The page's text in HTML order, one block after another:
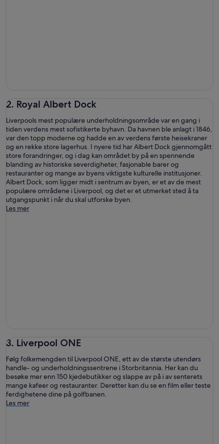
2. Royal Albert Dock
Liverpools mest populære underholdningsområde var en gang i
tiden verdens mest sofistikerte byhavn. Da havnen ble anlagt i 1846,
var den topp moderne og hadde en av verdens første heisekraner
og en rekke store lagerhus. I nyere tid har Albert Dock gjennomgått
store forandringer, og i dag kan området by på en spennende
blanding av historiske severdigheter, fasjonable barer og
restauranter og mange av byens viktigste kulturelle institusjoner.
Albert Dock, som ligger midt i sentrum av byen, er et av de mest
populære områdene i Liverpool, og det er et utmerket sted å ta
utgangspunkt i når du skal utforske byen.
Les mer
3. Liverpool ONE
Følg folkemengden til Liverpool ONE, ett av de største utendørs
handle- og underholdningssentrene i Storbritannia. Her kan du
besøke mer enn 150 kjedebutikker og slappe av på i av senterets
mange kafeer og restauranter. Deretter kan du se en film eller teste
ferdighetene dine på golfbanen.
Les mer